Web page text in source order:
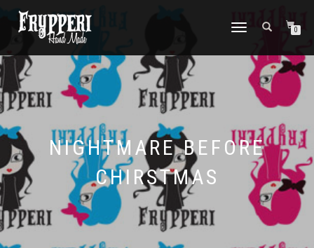
NAVIGAZIONE
0
NIGHTMARE BEFORE
CHIRSTMAS